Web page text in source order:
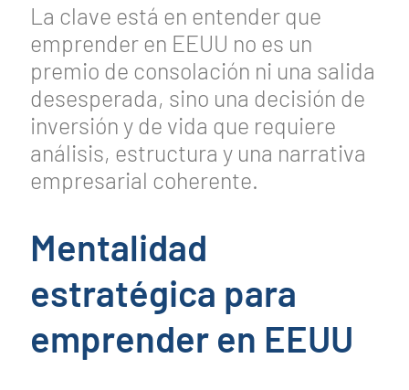
La clave está en entender que
emprender en EEUU no es un
premio de consolación ni una salida
desesperada, sino una decisión de
inversión y de vida que requiere
análisis, estructura y una narrativa
empresarial coherente.
Mentalidad
estratégica para
emprender en EEUU